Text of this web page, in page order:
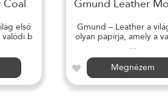
Coal
első
valódi b
Gmund Leather
Gmund – Leather a
olyan papírja, amely a
...
Megnézem